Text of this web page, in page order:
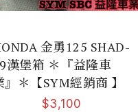
金勇125 SHAD-
漢堡箱 ＊『益隆車
』＊【SYM經銷商 】
$3,100